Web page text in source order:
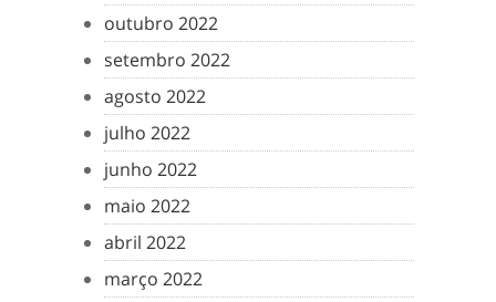
outubro 2022
setembro 2022
agosto 2022
julho 2022
junho 2022
maio 2022
abril 2022
março 2022